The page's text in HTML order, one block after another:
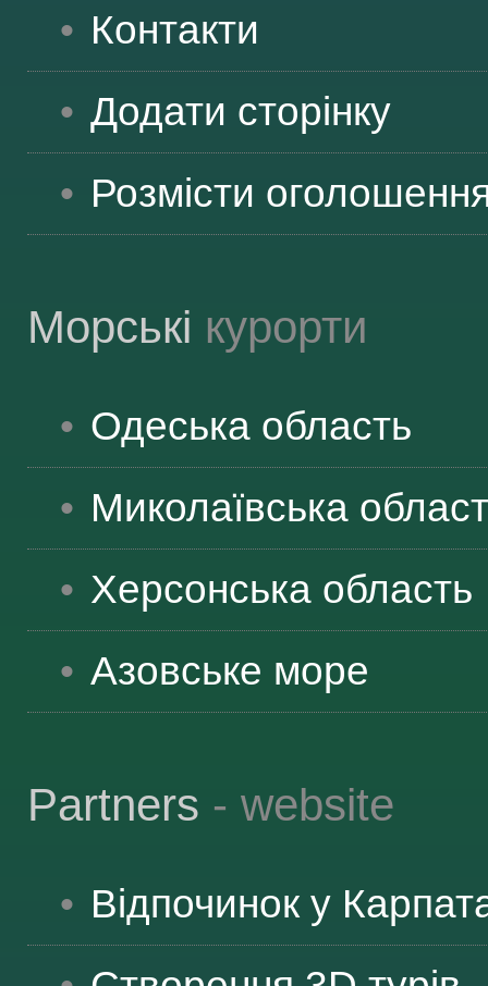
Контакти
Додати сторінку
Розмісти
Морські курорти
Одеська область
Миколаївська
Херсонська область
Азовське море
Partners - website
Відпочинок у